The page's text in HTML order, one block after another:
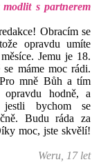
s partnerem
Obracím se
opravdu umíte
Jemu je 18.
máme moc rádi.
mně Bůh a tím
opravdu hodně, a
bychom se
Budu ráda za
moc, jste skvělí!
Weru, 17 let